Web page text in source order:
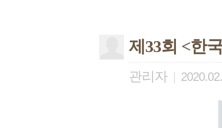
제33회 <한
관리자 |